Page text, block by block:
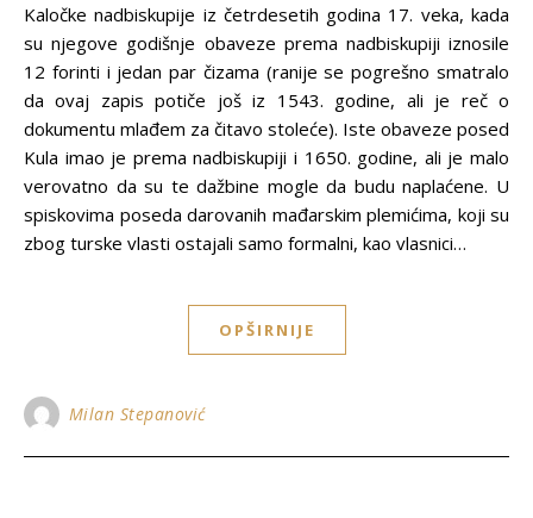
Kaločke nadbiskupije iz četrdesetih godina 17. veka, kada
su njegove godišnje obaveze prema nadbiskupiji iznosile
12 forinti i jedan par čizama (ranije se pogrešno smatralo
da ovaj zapis potiče još iz 1543. godine, ali je reč o
dokumentu mlađem za čitavo stoleće). Iste obaveze posed
Kula imao je prema nadbiskupiji i 1650. godine, ali je malo
verovatno da su te dažbine mogle da budu naplaćene. U
spiskovima poseda darovanih mađarskim plemićima, koji su
zbog turske vlasti ostajali samo formalni, kao vlasnici…
OPŠIRNIJE
Milan Stepanović